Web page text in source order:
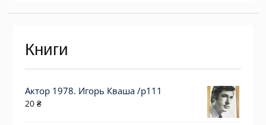
Книги
Актор 1978. Игорь Кваша /p111
20 ₴